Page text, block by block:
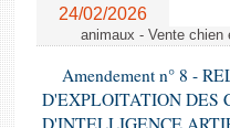
24/02/2026
animaux - Vente chien
Amendement n° 8 -
D'EXPLOITATION DES
D'INTELLIGENCE